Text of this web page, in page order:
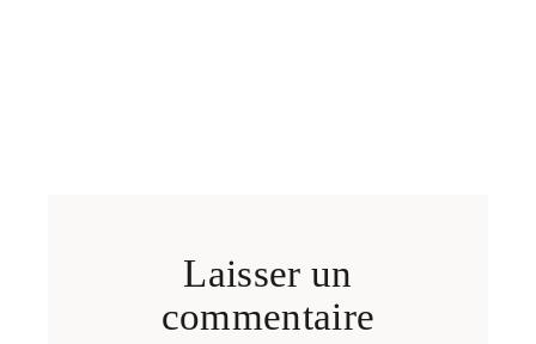
Laisser un
commentaire